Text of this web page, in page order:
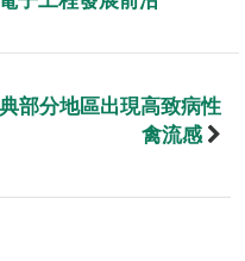
部分地區出現高致病性
禽流感